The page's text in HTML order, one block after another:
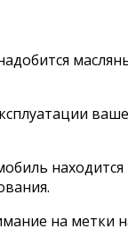
на